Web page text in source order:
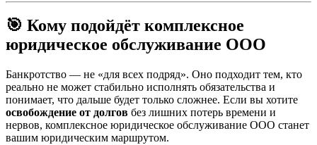
🎯 Кому подойдёт комплексное
юридическое обслуживание ООО
Банкротство — не «для всех подряд». Оно подходит тем, кто
реально не может стабильно исполнять обязательства и
понимает, что дальше будет только сложнее. Если вы хотите
освобождение от долгов без лишних потерь времени и
нервов, комплексное юридическое обслуживание ООО станет
вашим юридическим маршрутом.